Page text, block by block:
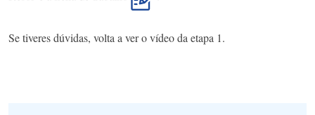
Se tiveres dúvidas, volta a ver o vídeo da etapa 1.